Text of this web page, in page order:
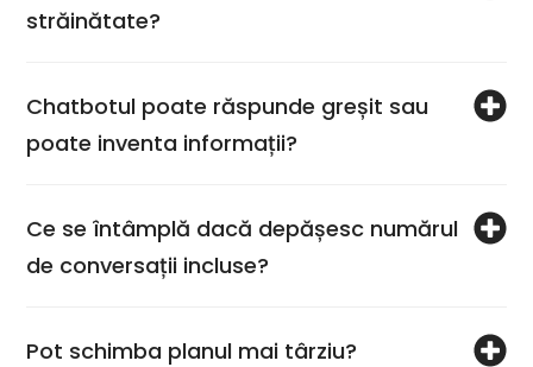
străinătate?
Chatbotul poate răspunde greșit sau
poate inventa informații?
Ce se întâmplă dacă depășesc numărul
de conversații incluse?
Pot schimba planul mai târziu?